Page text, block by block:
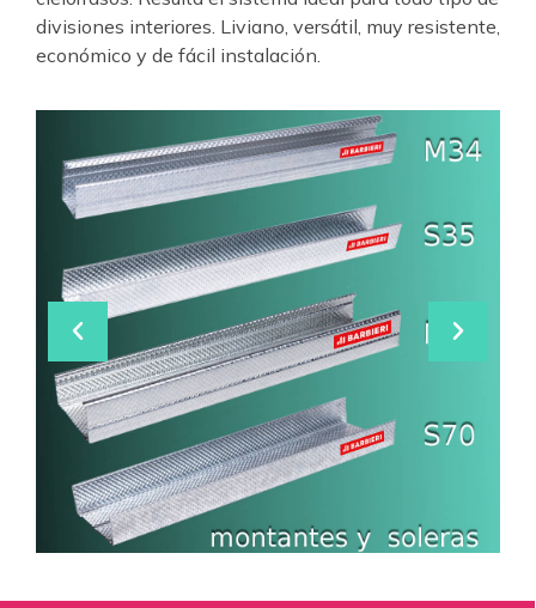
divisiones interiores. Liviano, versátil, muy resistente,
económico y de fácil instalación.